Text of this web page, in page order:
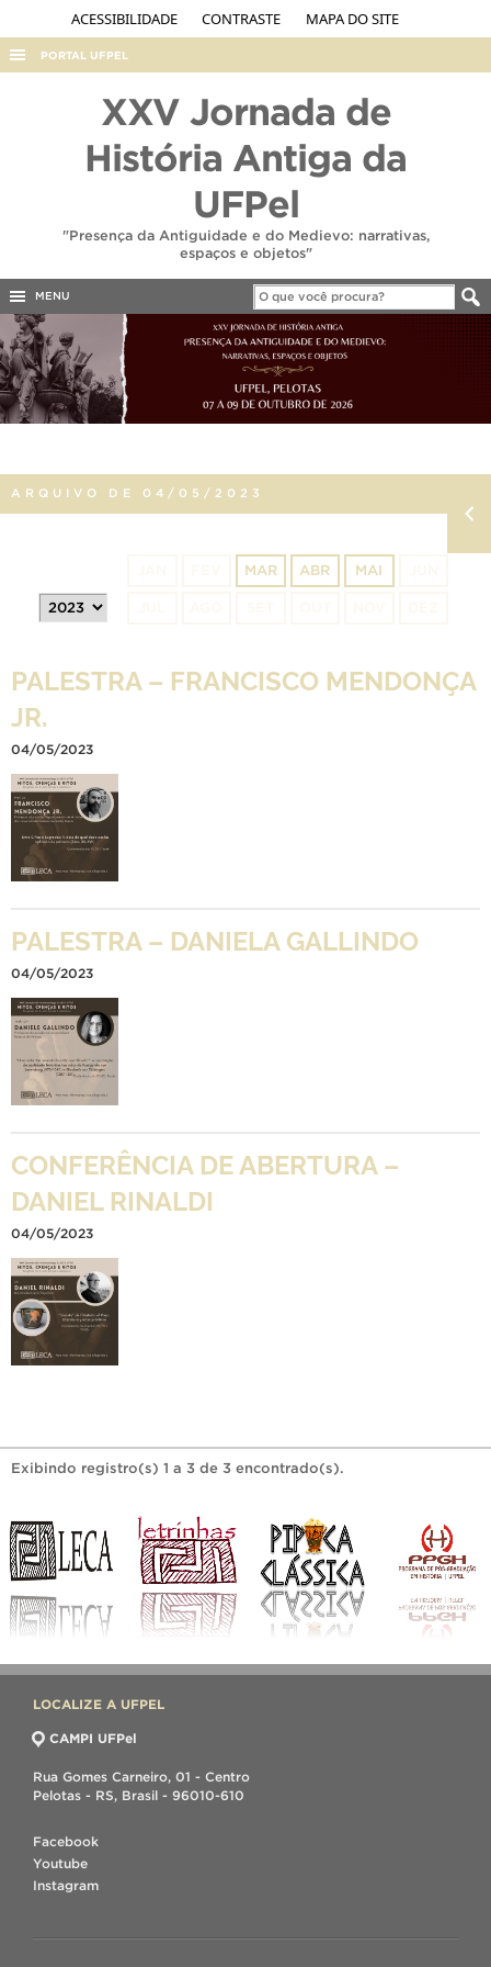
ACESSIBILIDADE CONTRASTE MAPA DO SITE
PORTAL UFPEL
EDITAIS
INTERNACIONAL
OUVIDORIA
PORTARIAS
TELEFONES
XXV Jornada de
História Antiga da
UFPel
"Presença da Antiguidade e do Medievo: narrativas,
espaços e objetos"
MENU
ARQUIVO DE 04/05/2023
MAR ABR MAI
PALESTRA – FRANCISCO MENDONÇA
JR.
04/05/2023
PALESTRA – DANIELA GALLINDO
04/05/2023
CONFERÊNCIA DE ABERTURA –
DANIEL RINALDI
04/05/2023
Exibindo registro(s) 1 a 3 de 3 encontrado(s).
LOCALIZE A UFPEL
CAMPI UFPel
Rua Gomes Carneiro, 01 - Centro
Pelotas - RS, Brasil - 96010-610
Facebook
Youtube
Instagram